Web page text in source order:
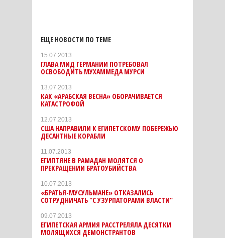
ЕЩЕ НОВОСТИ ПО ТЕМЕ
15.07.2013
ГЛАВА МИД ГЕРМАНИИ ПОТРЕБОВАЛ
ОСВОБОДИТЬ МУХАММЕДА МУРСИ
13.07.2013
КАК «АРАБСКАЯ ВЕСНА» ОБОРАЧИВАЕТСЯ
КАТАСТРОФОЙ
12.07.2013
США НАПРАВИЛИ К ЕГИПЕТСКОМУ ПОБЕРЕЖЬЮ
ДЕСАНТНЫЕ КОРАБЛИ
11.07.2013
ЕГИПТЯНЕ В РАМАДАН МОЛЯТСЯ О
ПРЕКРАЩЕНИИ БРАТОУБИЙСТВА
10.07.2013
«БРАТЬЯ-МУСУЛЬМАНЕ» ОТКАЗАЛИСЬ
СОТРУДНИЧАТЬ "С УЗУРПАТОРАМИ ВЛАСТИ"
09.07.2013
ЕГИПЕТСКАЯ АРМИЯ РАССТРЕЛЯЛА ДЕСЯТКИ
МОЛЯЩИХСЯ ДЕМОНСТРАНТОВ